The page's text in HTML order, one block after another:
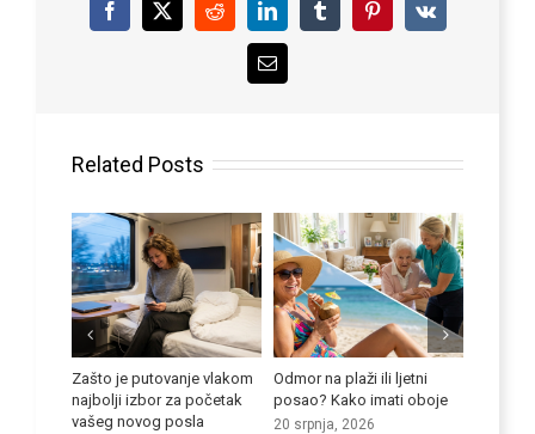
Facebook
X RedditLinkedInTumblrPinterest
Vk
Email
Related Posts
Zašto je putovanje vlakom
najbolji izbor za početak
vašeg novog posla
Odmor na plaži ili ljetni
posao? Kako imati oboje
20 srpnja, 2026